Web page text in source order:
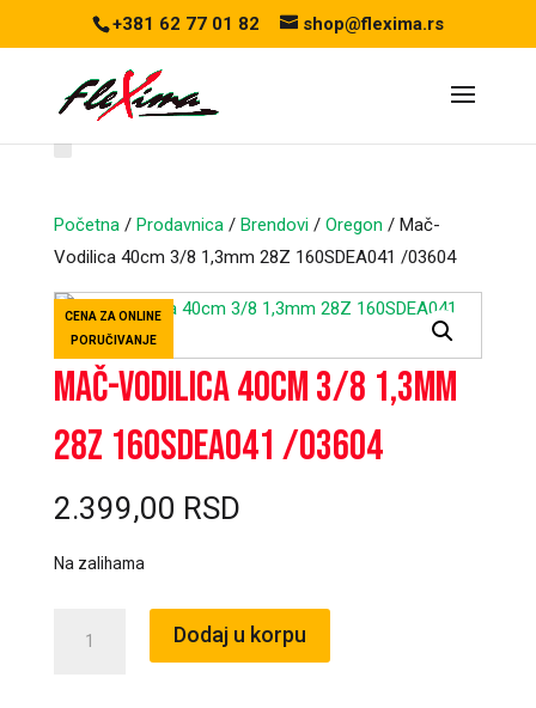
+381 62 77 01 82 shop@flexima.rs
Početna/ Prodavnica/ Brendovi/ Oregon / Mač-
Vodilica 40cm 3/8 1,3mm 28Z 160SDEA041 /03604
CENA ZA ONLINE
PORUČIVANJE
Mač-Vodilica 40cm 3/8 1,3mm
28Z 160SDEA041 /03604
2.399,00 RSD
Na zalihama
Dodaj u korpu